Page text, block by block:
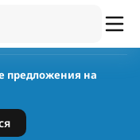
предложения на